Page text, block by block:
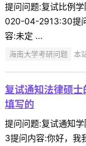
提问问题:复试比例
020-04-2913:30提
容:未定 ...
海南大学考研问题 本
复试通知法律硕
填写的
提问问题:复试通知
3提问内容:你好，我